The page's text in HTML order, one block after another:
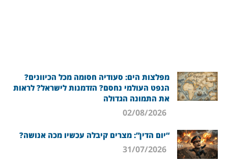
מפלצות הים: סעודיה חסומה מכל הכיוונים?
הנפט העולמי נחסם? הזדמנות לישראל? לראות
את התמונה הגדולה
“יום הדין”: מצרים קיבלה עכשיו מכה אנושה?